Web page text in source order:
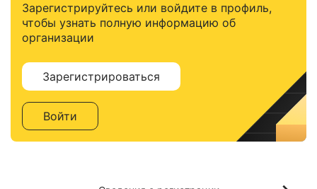
Зарегистрируйтесь или войдите в профиль,
чтобы узнать полную информацию об
организации
Зарегистрироваться
Войти